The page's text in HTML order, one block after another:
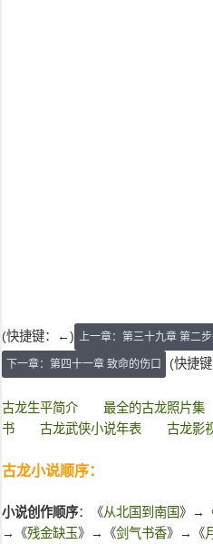
(快捷键：←) 上一章：第三十九章 第二
下一章：第四十一章 致命的伤口 (快捷
古龙生平简介 最全的古龙照片集
书
古龙武侠小说年表 古龙影
古龙小说顺序：
小说创作顺序：《从北国到南国》→
→《残金缺玉》→《剑气书香》→《